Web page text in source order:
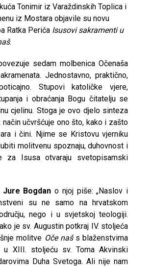
Tonimir iz Varaždinskih Toplica i
iz Mostara objavile su novu
Ratka Perića Isusovi sakramenti u
.
sedam molbenica Očenaša
Jednostavno, praktično,
Stupovi katoličke vjere,
i obraćanja Bogu čitatelju se
cjelinu. Stoga je ovo djelo sinteza
način učvršćuje ono što, kako i zašto
i čini. Njime se Kristovu vjerniku
molitvenu spoznaju, duhovnost i
za Isusa otvaraju svetopisamski
Jure Bogdan o njoj piše: „Naslov i
su ne samo na hrvatskom
nego i u svjetskoj teologiji.
je sv. Augustin potkraj IV. stoljeća
molitve Oče našs blaženstvima
XIII. stoljeću sv. Toma Akvinski
Duha Svetoga. Ali nije nam